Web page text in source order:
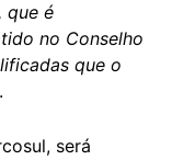
que é
no Conselho
que o
será